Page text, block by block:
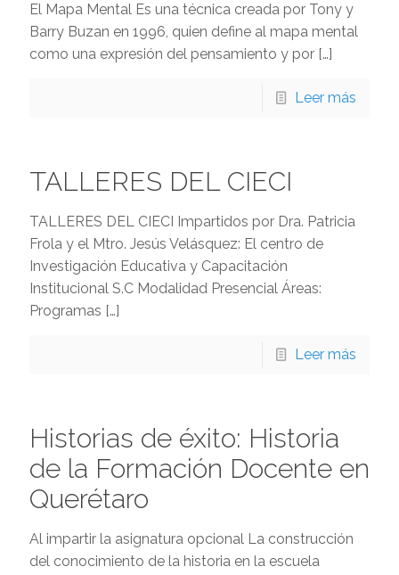
El Mapa Mental Es una técnica creada por Tony y
Barry Buzan en 1996, quien define al mapa mental
como una expresión del pensamiento y por […]
Leer más
TALLERES DEL CIECI
TALLERES DEL CIECI Impartidos por Dra. Patricia
Frola y el Mtro. Jesús Velásquez: El centro de
Investigación Educativa y Capacitación
Institucional S.C Modalidad Presencial Áreas:
Programas […]
Leer más
Historias de éxito: Historia
de la Formación Docente en
Querétaro
Al impartir la asignatura opcional La construcción
del conocimiento de la historia en la escuela